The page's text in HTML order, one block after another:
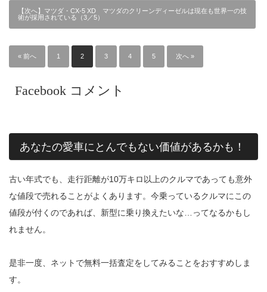
【次へ】マツダ・CX-5 XD マツダのクリーンディーゼルは現在も世界一の技
術が採用されている（3／5）
« 前へ 1 2 3 4 5 次へ »
Facebook コメント
あなたの愛車にとんでもない価値があるかも！
古い年式でも、走行距離が10万キロ以上のクルマであっても意外
な値段で売れることがよくあります。今乗っているクルマにこの
値段が付くのであれば、新型に乗り換えたいな…ってなるかもし
れません。
是非一度、ネットで無料一括査定をしてみることをおすすめしま
す。